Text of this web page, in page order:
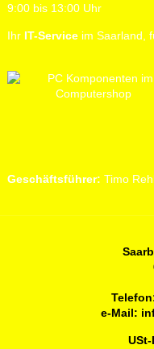
9:00 bis 13:00 Uhr
Ihr IT-Serviceim Saarland,
Geschäftsführer: Timo
e-Mail:
USt-